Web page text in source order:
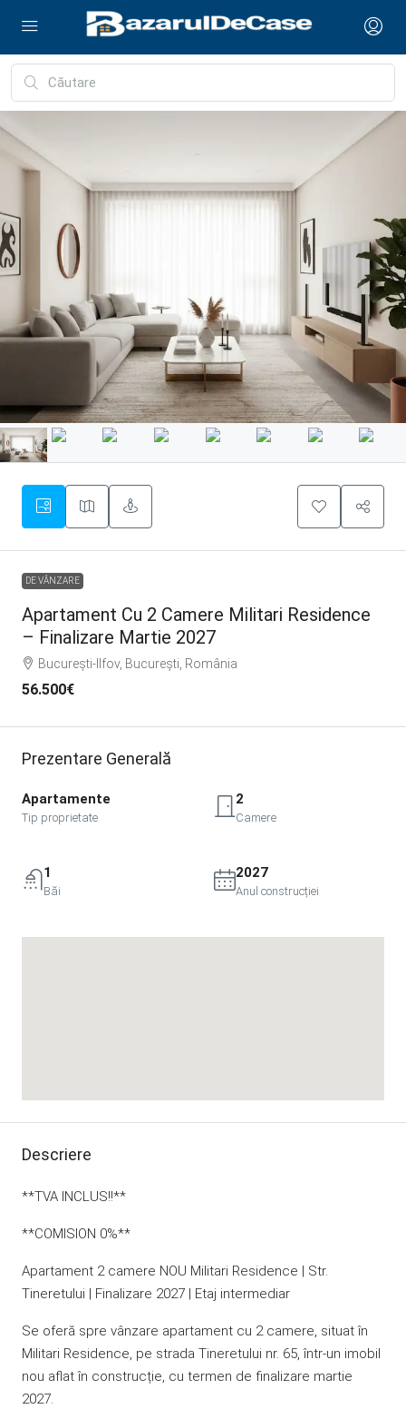
DE VÂNZARE
Apartament Cu 2 Camere Militari Residence
– Finalizare Martie 2027
București-Ilfov, București, România
56.500€
Prezentare Generală
Apartamente
Tip proprietate
2
Camere
1
Băi
2027
Anul construcției
Descriere
**TVA INCLUS!!**
**COMISION 0%**
Apartament 2 camere NOU Militari Residence | Str.
Tineretului | Finalizare 2027 | Etaj intermediar
Se oferă spre vânzare apartament cu 2 camere, situat în
Militari Residence, pe strada Tineretului nr. 65, într-un imobil
nou aflat în construcție, cu termen de finalizare martie
2027.